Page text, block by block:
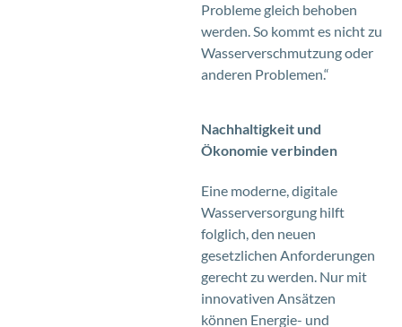
Probleme gleich behoben
werden. So kommt es nicht zu
Wasserverschmutzung oder
anderen Problemen.“
Nachhaltigkeit und
Ökonomie verbinden
Eine moderne, digitale
Wasserversorgung hilft
folglich, den neuen
gesetzlichen Anforderungen
gerecht zu werden. Nur mit
innovativen Ansätzen
können Energie- und